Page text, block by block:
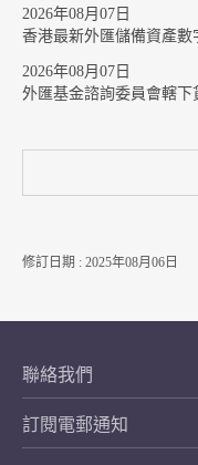
2026年08月07日
香港最新外匯儲備資產數
2026年08月07日
外匯基金諮詢委員會轄下
修訂日期 : 2025年08月06日
聯絡我們
訂閱電郵通知